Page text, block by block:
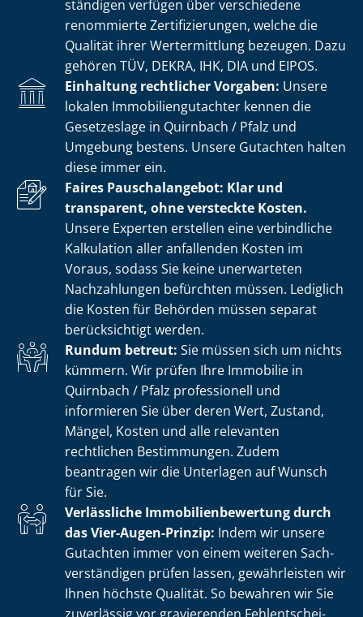
stän­di­gen verfügen über verschiedene
renommierte Zer­ti­fi­zie­run­gen, welche die
Qualität ihrer Wertermittlung bezeugen. Dazu
gehören TÜV, DEKRA, IHK, DIA und EIPOS.
Einhaltung rechtlicher Vorgaben: Unsere
lokalen Im­mo­bi­li­en­gut­ach­ter kennen die
Gesetzeslage in Quirnbach / Pfalz und
Umgebung bestens. Unsere Gutachten halten
diese immer ein.
Faires Pauschalangebot: Klar und
transparent, ohne versteckte Kosten.
Unsere Experten erstellen eine verbindliche
Kalkulation aller anfallenden Kosten im
Voraus, sodass Sie keine unerwarteten
Nachzahlungen befürchten müssen. Lediglich
die Kosten für Behörden müssen separat
berücksichtigt werden.
Rundum betreut: Sie müssen sich um nichts
kümmern. Wir prüfen Ihre Immobilie in
Quirnbach / Pfalz professionell und
informieren Sie über deren Wert, Zustand,
Mängel, Kosten und alle relevanten
rechtlichen Bestimmungen. Zudem
beantragen wir die Unterlagen auf Wunsch
für Sie.
Verlässliche Im­mo­bi­li­en­be­wer­tung durch
das Vier-Augen-Prinzip: Indem wir unsere
Gutachten immer von einem weiteren Sach­
ver­stän­di­gen prüfen lassen, gewährleisten wir
Ihnen höchste Qualität. So bewahren wir Sie